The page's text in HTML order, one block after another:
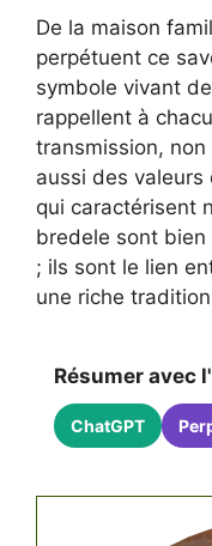
De la maison
perpétuent ce
symbole vivant
rappellent à
transmission,
aussi des
qui caractérisent
bredele sont bien
; ils sont le lien
une riche
Résumer avec
ChatGPT